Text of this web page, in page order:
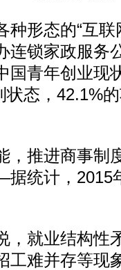
形态的“互联
连锁家政服务
国青年创业现
态，42.1%
推进商事制
统计，2015
就业结构性
工难并存等现